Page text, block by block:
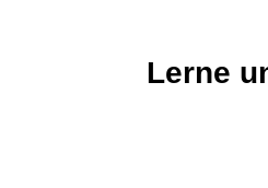
Lerne